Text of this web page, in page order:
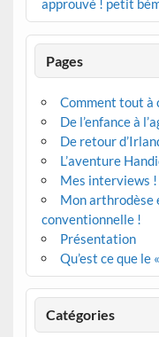
approuvé ! petit
Pages
Comment tout à
De l’enfance à
De retour
L’aventure
Mes interviews !
Mon arthrodèse
conventionnelle !
Présentation
Qu’est ce que le
Catégories